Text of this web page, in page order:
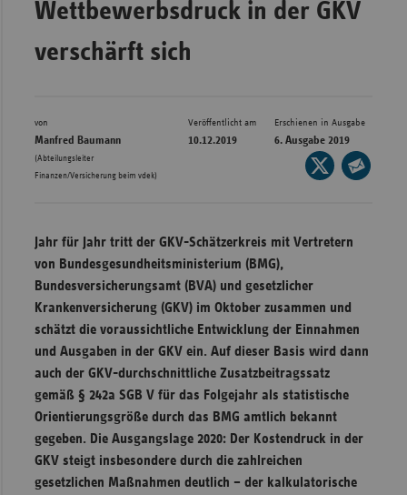
Hessen
Wettbewerbsdruck in der GKV
verschärft sich
von
Manfred Baumann
(Abteilungsleiter
Finanzen/Versicherung beim vdek)
Veröffentlicht am
10.12.2019
Erschienen in Ausgabe
6. Ausgabe 2019
Seite
auf
Jahr für Jahr tritt der GKV-Schätzerkreis mit Vertretern
von Bundesgesundheitsministerium (BMG),
Bundesversicherungsamt (BVA) und gesetzlicher
Krankenversicherung (GKV) im Oktober zusammen und
schätzt die voraussichtliche Entwicklung der Einnahmen
und Ausgaben in der GKV ein. Auf dieser Basis wird dann
auch der GKV-durchschnittliche Zusatzbeitragssatz
gemäß § 242a SGB V für das Folgejahr als statistische
Orientierungsgröße durch das BMG amtlich bekannt
gegeben. Die Ausgangslage 2020: Der Kostendruck in der
GKV steigt insbesondere durch die zahlreichen
gesetzlichen Maßnahmen deutlich – der kalkulatorische